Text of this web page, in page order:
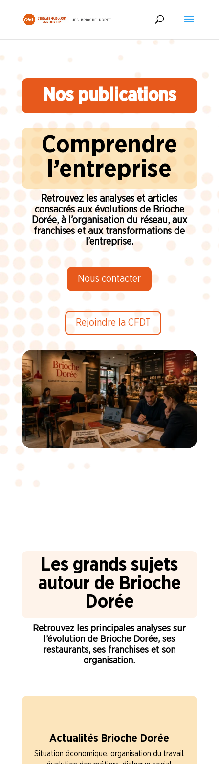
Nos publications
Comprendre
l’entreprise
Retrouvez les analyses et articles
consacrés aux évolutions de Brioche
Dorée, à l’organisation du réseau, aux
franchises et aux transformations de
l’entreprise.
Nous contacter
Rejoindre la CFDT
Les grands sujets
autour de Brioche
Dorée
Retrouvez les principales analyses sur
l’évolution de Brioche Dorée, ses
restaurants, ses franchises et son
organisation.
Actualités Brioche Dorée
Situation économique, organisation du travail,